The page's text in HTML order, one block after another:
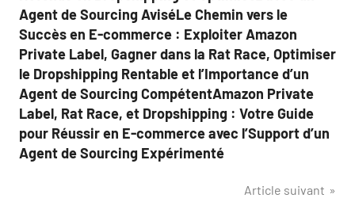
Agent de Sourcing AviséLe Chemin vers le
Succès en E-commerce : Exploiter Amazon
Private Label, Gagner dans la Rat Race, Optimiser
le Dropshipping Rentable et l’Importance d’un
Agent de Sourcing CompétentAmazon Private
Label, Rat Race, et Dropshipping : Votre Guide
pour Réussir en E-commerce avec l’Support d’un
Agent de Sourcing Expérimenté
Article suivant